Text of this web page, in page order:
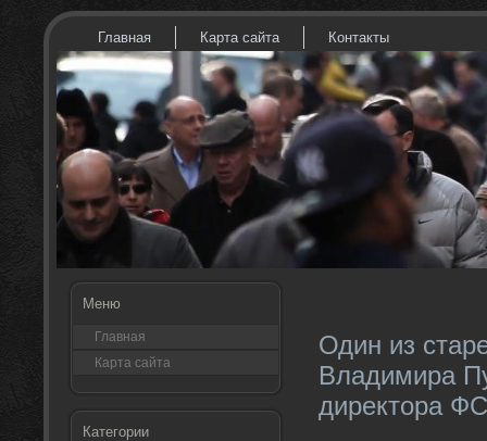
Главная Карта сайта Контакты
Меню
Главная
Карта сайта
Категории
Один из
Владимира
директора